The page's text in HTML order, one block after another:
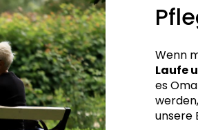
Wenn
Laufe
es
unsere